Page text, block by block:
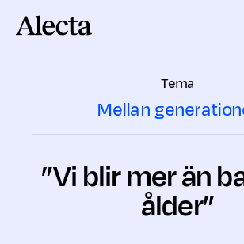
Tema
Mellan
”Vi blir mer än
ålder”